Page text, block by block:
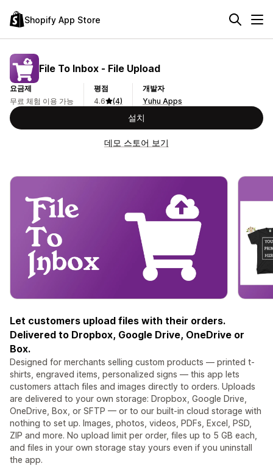
Shopify App Store
File To Inbox ‑ File Upload
요금제
무료 체험 이용 가능
평점
4.6
(4)
개발자
Yuhu Apps
설치
데모 스토어 보기
Let customers upload files with their orders.
Delivered to Dropbox, Google Drive, OneDrive or
Box.
Designed for merchants selling custom products — printed t-
shirts, engraved items, personalized signs — this app lets
customers attach files and images directly to orders. Uploads
are delivered to your own storage: Dropbox, Google Drive,
OneDrive, Box, or SFTP — or to our built-in cloud storage with
nothing to set up. Images, photos, videos, PDFs, Excel, PSD,
ZIP and more. No upload limit per order, files up to 5 GB each,
and files in your own storage stay yours even if you uninstall
the app.